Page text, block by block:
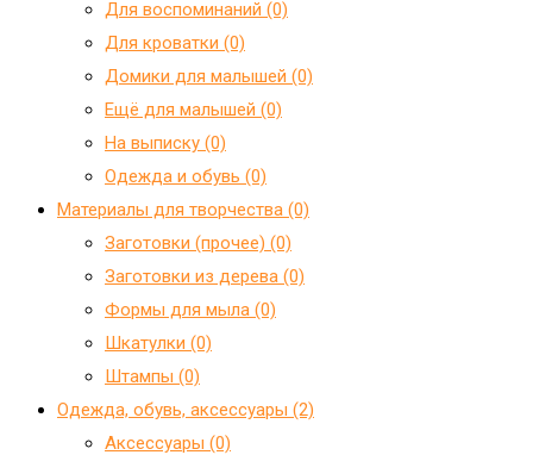
Для воспоминаний (0)
Для кроватки (0)
Домики для малышей (0)
Ещё для малышей (0)
На выписку (0)
Одежда и обувь (0)
Материалы для творчества (0)
Заготовки (прочее) (0)
Заготовки из дерева (0)
Формы для мыла (0)
Шкатулки (0)
Штампы (0)
Одежда, обувь, аксессуары (2)
Аксессуары (0)